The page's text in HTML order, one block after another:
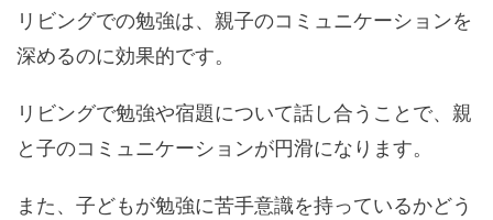
リビングでの勉強は、親子のコミュニケーションを
深めるのに効果的です。
リビングで勉強や宿題について話し合うことで、親
と子のコミュニケーションが円滑になります。
また、子どもが勉強に苦手意識を持っているかどう